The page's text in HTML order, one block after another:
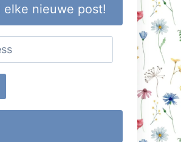
elke nieuwe post!